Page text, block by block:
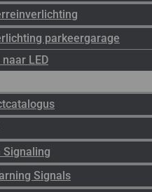
parkeergarage
LED
Signaling
Signals